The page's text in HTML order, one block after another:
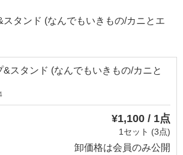
スタンド (なんでもいきもの/カニとエ
&スタンド (なんでもいきもの/カニと
¥1,100 / 1点
1セット (3点)
卸価格は会員のみ公開